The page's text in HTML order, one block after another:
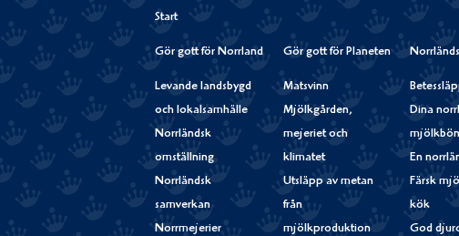
Start
Gör gott för Norrland
Levande landsbygd
och lokalsamhälle
Norrländsk
omställning
Norrländsk
samverkan
Norrmejerier
Gör gott för Planeten
Matsvinn
Mjölkgården,
mejeriet och
klimatet
Utsläpp av metan
från
mjölkproduktion
Dina
En
Färsk
kök
God